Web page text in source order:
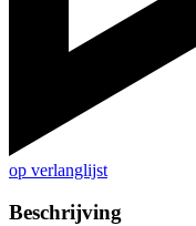
op verlanglijst
Beschrijving